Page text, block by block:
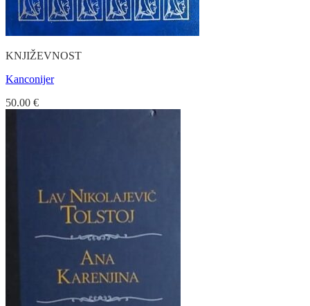
KNJIŽEVNOST
Kanconijer
50.00 €